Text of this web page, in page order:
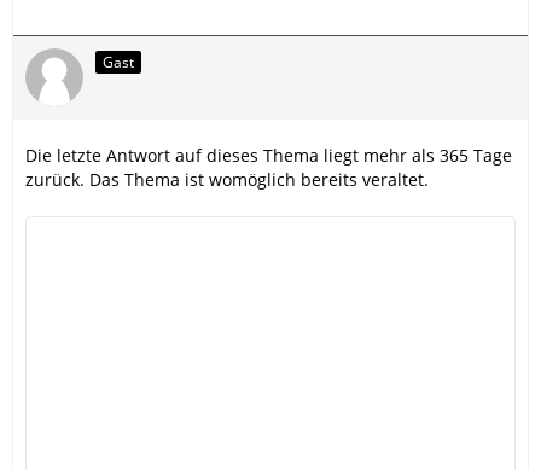
Gast
Die letzte Antwort auf dieses Thema liegt mehr als 365 Tage
zurück. Das Thema ist womöglich bereits veraltet.